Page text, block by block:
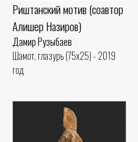
Риштанский мотив (соавтор
Алишер Назиров)
Дамир Рузыбаев
Шамот, глазурь (75x25) - 2019
год